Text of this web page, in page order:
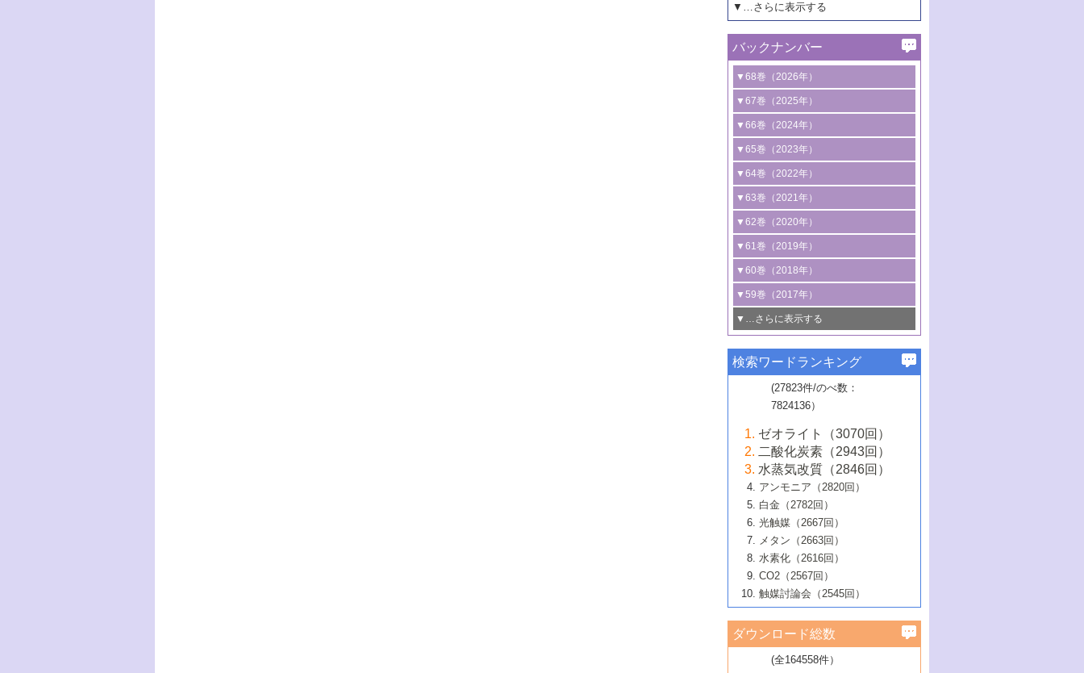
▼…さらに表示する
バックナンバー
▼68巻（2026年）
1号 過酸化水素合成に関する研究動向
2号 コンピューター技術により加速する
触媒開発
3号 有機分子変換やCO 資源化のための
光触媒に関する最近の研究
B号 第137回触媒討論会（2026年）
▼67巻（2025年）
1号 CO
水素化によるグリーン燃料/グリ
ーンケミカル製造
2号 水素製造のための水分解技術に関す
る最近の研究
3号 オレフィン系樹脂の精密合成に関す
る最新技術
4号 アルコール類の効率的変換を実現す
る非貴金属触媒の研究動向
5号 ゼオライトの合成と応用における研
究動向
6号 ヘテロ接合界面
B号 第135回触媒討論会（2025年）
▼66巻（2024年）
1号 低次元ナノ構造を有する触媒材料
2号 規制反応場を活用した固体触媒研究
の新展開
3号 未踏分子変換を目指した酸化触媒プ
ロセスの最前線
4号 シンクロトロン放射光および中性子
線を利用した触媒解析技術の最先端
5号 単原子触媒
6号 参照触媒委員会からのお知らせ
B号 第133回触媒討論会（2023年）
▼65巻（2023年）
1号 炭素が関わる触媒機能
2号 プラスチックケミカルリサイクルの
ための触媒技術
3号 非酸化物系金属化合物を基盤とした
触媒材料の開発
4号 格子酸素・格子酸素欠陥を利用した
触媒反応
5号 生体触媒によるエネルギー変換反応
6号 窒素とリンの循環のための触媒・機
能性材料
▼64巻（2022年）
1号 合成ガス製造とCOを用いるケミカル
ズ合成の最新動向
2号 化学品合成のための合金触媒開発
3号 CO の排出削減および有効活用のた
めの触媒技術
4号 若手による情報発信企画～とびたて
若き触媒の研究者たち～（1）
若き触媒の研究者たち～（2）
6号 石油のノーブル・ユースを志向した
触媒技術
大学：オンライン・対面開催）
▼63巻（2021年）
1号 金触媒の新展開
2号 ペロブスカイト
3号 特殊反応場を利用した触媒的分子変
換反応
4号 多孔質材料を用いた触媒の新展開
5号 情報学的手法を用いた触媒開発
6号 カーボンニュートラルに向けた電解
技術
B号 第127回触媒討論会（2021年・オン
ライン開催(Zoom)のみ）
▼62巻（2020年）
1号 触媒設計を拓く欠陥構造のキャラク
タリゼーション
2号 機能化学品製造に資するクリーンな
触媒的酸化反応
3号 水処理のための触媒化学
4号 光触媒を用いた水分解の最新の研究
動向
5号 次世代の触媒プロセスを支えるマイ
6号 メタン転換技術の最新動向
B号 第125回触媒討論会（2020年・工学
院大学）
▼61巻（2019年）
1号 物質移動制御に着目した触媒プロセ
ス開発
2号 CO2 フリー水素サプライチェーンに
関わる触媒開発動向
3号 精密高分子合成に関する最近の研究
動向
4号 バイオマス化成品製造のための触媒
5号 固体触媒による含窒素有機化合物変
換の最前線
6号 貴金属使用量低減に向けた自動車排
ガス浄化触媒の開発
B号 第123回触媒討論会（2019年・大阪
▼60巻（2018年）
1号 固体酸触媒の最新の研究動向
2号 二酸化炭素からの有用化学品合成
3号 ナノ粒子・クラスター触媒の最前線
4号 60周年記念企画
5号 進化するゼオライト合成技術
6号 非貴金属系触媒における電気化学的
B号 第121回触媒討論会（2018年・東京
大学）
▼59巻（2017年）
1号 いたるところに，触媒
最先端技術
3号 無機分離膜材料の開発と触媒反応プ
ロセスへの適用
5号 水素のふるまいを解き明かす最先端
研究
6号 低級アルカンの有効利用のための触
媒技術
B号 第119回触媒討論会（2017年・首都
大学東京）
▼…さらに表示する
1号 ユニークな構造の高分子を生み出す触
2号 リグニンからの化成品製造に向けた触
媒技術
3号 触媒研究の最先端～とびたて若き研究
者たち～（1）
4号 触媒研究の最先端～とびたて若き研究
者たち～（2）
5号 触媒研究の最先端～とびたて若き研究
者たち～（3）
6号 イオニクス材料と燃料電池・電解合成
の最新の研究動向
B号 第117回触媒討論会（2016年・大阪府
立大学）
▼57巻（2015年）
1号 水素キャリアにかかわる触媒技術の新
2号 石油精製用触媒の最近の進展
3号 固体酸化物形燃料電池（SOFC）におけ
るアノード触媒上での燃料直接改質技術
4号 コアシェル構造の制御による触媒機能
5号 工業触媒およびその周辺技術の最近の
進歩
6号 ナノシート
B号 第115回触媒討論会（2015年・成蹊大
▼56巻（2014年）
2号 光触媒反応機構に関する最新の研究動
向
開発動向
4号 人工光合成に向けた近年のアプローチ
5号 未利用熱エネルギーの有効活用に貢献
する触媒技術
6号 ポリオキソメタレート
B号 第113回触媒討論会（2014年・ロワジ
ールホテル豊橋）
1号 高耐久性燃料電池システム用触媒にお
ける新展開
2号 リビングラジカル重合の最近の動向
3号 天然ガスの化学工業的展開に関する触
媒技術
4号 貴金属触媒の精密構造制御とその活用
5号 バイオマス化成品製造のための固体触
6号 ナノ空間─吸着状態解析から新機能開拓
B号 第111回触媒討論会（2013年・関西大
▼54巻（2012年）
1号 規則性多孔体の利用技術における最近
の進歩
2号 第109回触媒討論会
3号 貴金属低減技術の最新動向
4号 貴金属代替技術の最新動向
5号 光触媒による物質変換反応の新展開
6号 グラフェン
7号 水素を利用する化成品合成の新潮流
▼53巻（2011年）
1号 金属学から見る合金触媒の新展開
2号 第107回触媒討論会
3号 触媒のその場観察法の進歩（１）
4号 触媒のその場観察法の進歩（２）
5号 不活性結合の触媒的活性化による有機
合成
6号 新しい固体酸触媒技術
7号 ゼオライト合成における最近の進歩
▼52巻（2010年）
1号 触媒の劣化対策と長寿命触媒開発
2号 第105回触媒討論会
3号 ナノ構造が拓く新機能
4号 活性サイトおよびその環境の精密な設
計による触媒の高機能化
5号 触媒を有効に使うための技術
7号 有機分子触媒による精密有機合成
1号 炭素材料－熱い注目を集める材料－
2号 第103回触媒討論会
3号 環境浄化用光触媒の現状と課題
4号 水素社会の実現に向けた水素製造・貯
蔵技術の進歩
5号 CO2が関わる触媒・材料
▼50巻（2008年）
1号 触媒化学と学会のこの10年，半世紀，
そして未来
2号 第101回触媒討論会
4号 錯体を利用したユニークな表面構造の
構築と機能
▼49巻（2007年）
1号 含フッ素化合物の合成と触媒
2号 第99回触媒討論会
3号 実用的ファインケミカル合成プロセス
を実現する触媒
▼48巻（2006年）
1号 固体酸触媒の最近の進歩
2号 第97回触媒討論会
3号 リビング重合触媒の最近の展開
1号 最近の触媒担体とその効果
2号 第95回触媒討論会
▼46巻（2004年）
1号 部分酸化反応触媒の最前線
▼45巻（2003年）
検索ワードランキング
(27823件/のべ数：
7824136）
ゼオライト（3070回）
二酸化炭素（2943回）
水蒸気改質（2846回）
アンモニア（2820回）
白金（2782回）
光触媒（2667回）
メタン（2663回）
水素化（2616回）
CO2（2567回）
触媒討論会（2545回）
ダウンロード総数
(全164558件）